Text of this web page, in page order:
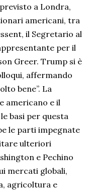
a Londra,
americani, tra
il Segretario al
per il
Greer. Trump si è
affermando
bene”. La
americano e il
basi per questa
le parti impegnate
ulteriori
e Pechino
mercati globali,
agricoltura e